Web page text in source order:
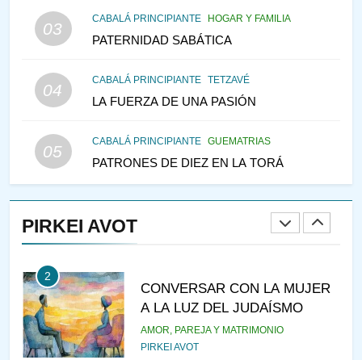
03
CABALÁ PRINCIPIANTE HOGAR Y FAMILIA
PATERNIDAD SABÁTICA
04
CABALÁ PRINCIPIANTE TETZAVÉ
LA FUERZA DE UNA PASIÓN
05
CABALÁ PRINCIPIANTE GUEMATRIAS
PATRONES DE DIEZ EN LA TORÁ
PIRKEI AVOT
VEAMOS ¿POR QUÉ
IEHOSHÚA? Y LA QUEJA DE
1
RAZI ¿QUIÉN ES SABIO?
2
CONVERSAR CON LA MUJER
A LA LUZ DEL JUDAÍSMO
AMOR, PAREJA Y MATRIMONIO
PIRKEI AVOT